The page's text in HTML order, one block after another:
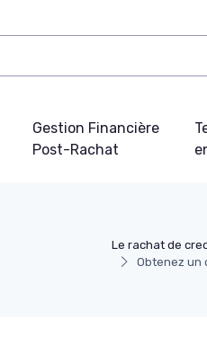
Gestion Financière
Post-Rachat
Le rachat de
Obtenez un